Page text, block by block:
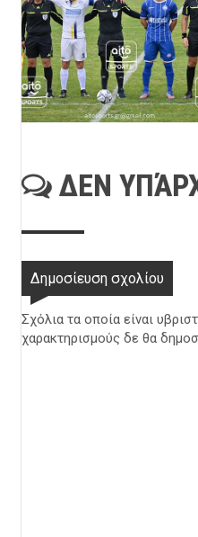
ΔΕΝ
Δημοσίευση σχολίου
Σχόλια τα οποία είναι
χαρακτηρισμούς δε θα